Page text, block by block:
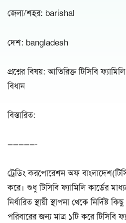
জেলা/শহর: barishal
দেশ: bangladesh
প্রশ্নের বিষয়: আতিরিক্ত টিসিবি
বিধান
বিস্তারিত:
—————-
ট্রেডিং করপোরেশন অফ
করে। শুধু টিসিবি ফ্যামিলি কার্ডের
নির্ধারিত স্থায়ী স্থাপনা থেকে নির্দিষ্ট
পরিবারের জন্য মাত্র ১টি করে টিসিবি